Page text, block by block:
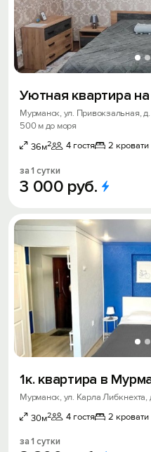
Уютная квартира
Мурманск, ул. Привокзальная,
500 м до моря
36м2 4 гостя 2 кровати
за 1 сутки
3 000 руб.
1к. квартира в
Мурманск, ул. Карла Либкнехта,
30м2 4 гостя 2 кровати
за 1 сутки